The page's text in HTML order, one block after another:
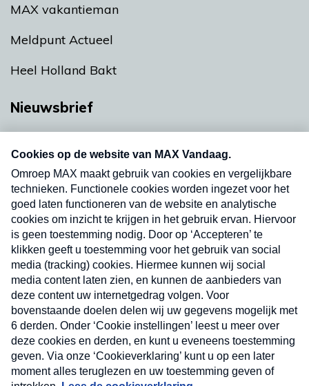
MAX vakantieman
Meldpunt Actueel
Heel Holland Bakt
Nieuwsbrief
nieuwsbrief. Elke vrijdag- en dinsdagochtend in
uw mailbox.
Verzend
Nieuwsbrief
Neem hier een gratis abonnement op onze
nieuwsbrief. Elke vrijdag- en dinsdagochtend in uw